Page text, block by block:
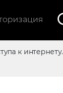
к интернету.